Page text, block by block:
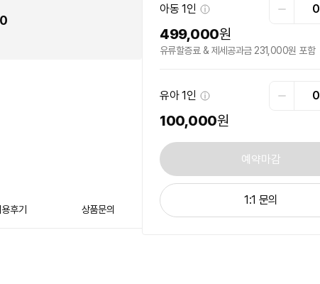
용후기 상품문의
아동 1인 0
499,000원
유류할증료 & 제세공과금 231,000원 포함
유아1인 0
100,000원
예약마감
1:1 문의